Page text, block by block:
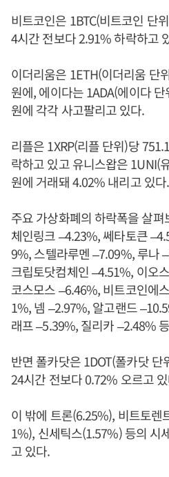
비트코인은 1BTC(비트코인 단
4시간 전보다 2.91% 하락하고
이더리움은 1ETH(이더리움 단
원에, 에이다는 1ADA(에이다
원에 각각 사고팔리고 있다.
리플은 1XRP(리플 단위)당
락하고 있고 유니스왑은 1UNI(
원에 거래돼 4.02% 내리고 있다.
주요 가상화폐의 하락폭을 살
체인링크 –4.23%, 쎄타토큰
9%, 스텔라루멘 –7.09%, 루나
크립토닷컴체인 –4.51%, 이오
코스모스 –6.46%, 비트코인에
1%, 넴 –2.97%, 알고랜드
래프 –5.39%, 질리카 –2.48%
반면 폴카닷은 1DOT(폴카닷
24시간 전보다 0.72% 오르고
이 밖에 트론(6.25%), 비트토렌
1%), 신세틱스(1.57%) 등의 시
고 있다.